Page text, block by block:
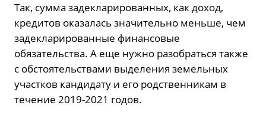
Так, сумма задекларированных, как доход,
кредитов оказалась значительно меньше, чем
задекларированные финансовые
обязательства. А еще нужно разобраться также
с обстоятельствами выделения земельных
участков кандидату и его родственникам в
течение 2019-2021 годов.